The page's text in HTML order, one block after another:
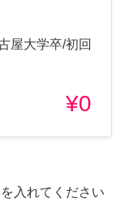
屋大学卒/初回
¥0
入れてください